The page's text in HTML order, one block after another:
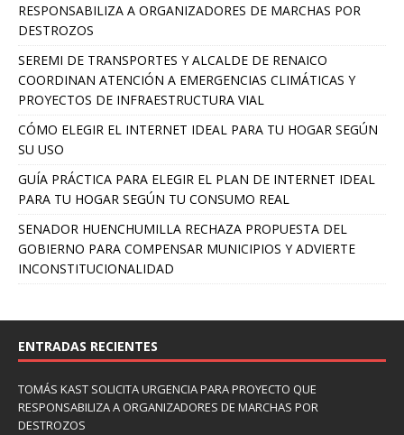
RESPONSABILIZA A ORGANIZADORES DE MARCHAS POR
DESTROZOS
SEREMI DE TRANSPORTES Y ALCALDE DE RENAICO
COORDINAN ATENCIÓN A EMERGENCIAS CLIMÁTICAS Y
PROYECTOS DE INFRAESTRUCTURA VIAL
CÓMO ELEGIR EL INTERNET IDEAL PARA TU HOGAR SEGÚN
SU USO
GUÍA PRÁCTICA PARA ELEGIR EL PLAN DE INTERNET IDEAL
PARA TU HOGAR SEGÚN TU CONSUMO REAL
SENADOR HUENCHUMILLA RECHAZA PROPUESTA DEL
GOBIERNO PARA COMPENSAR MUNICIPIOS Y ADVIERTE
INCONSTITUCIONALIDAD
ENTRADAS RECIENTES
TOMÁS KAST SOLICITA URGENCIA PARA PROYECTO QUE
RESPONSABILIZA A ORGANIZADORES DE MARCHAS POR
DESTROZOS